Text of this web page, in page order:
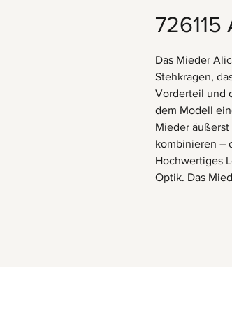
726115
Das Mieder
Stehkragen,
Vorderteil und
dem Modell
Mieder
kombinieren –
Hochwertiges
Optik. Das